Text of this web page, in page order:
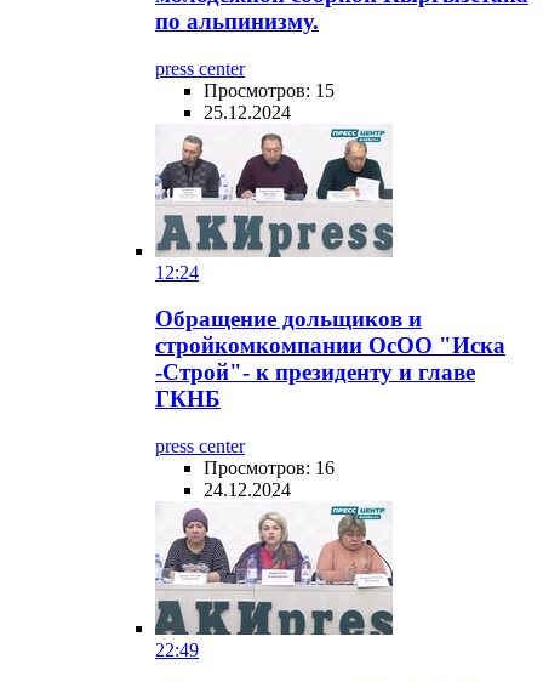
по альпинизму.
press center
Просмотров: 15
25.12.2024
12:24
Обращение дольщиков и
стройкомкомпании ОсОО "Иска
-Строй"- к президенту и главе
ГКНБ
press center
Просмотров: 16
24.12.2024
22:49